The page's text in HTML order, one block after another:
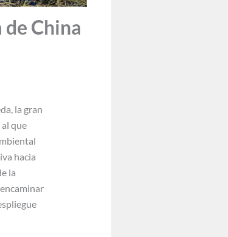
China
la gran
que
hacia
la